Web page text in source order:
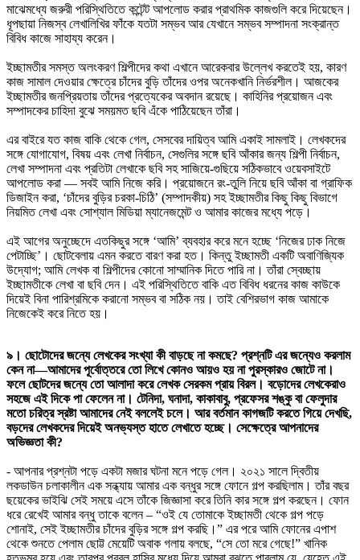
মাঝেমধ্যে জরুরী পরিস্থিতিতে কন্টেন্ট আপলোড করার প্রাথমিক কাজগুলি করে দিয়েছেন।
ধূপছায়া নিজস্ব লেখালিখির ফাঁকে যতটা সম্ভব আর যেখানে সম্ভব সম্পাদনা সংক্রান্ত
বিবিধ কাজে সাহায্য করেন।
ইচ্ছামতীর সমস্ত অলংকরণ শিল্পীদের কথা এখানে আরেকবার উল্লেখ করতেই হয়, কারণ
কাজ সামাল দেওয়ার ক্ষেত্রে চাঁদের বুড়ি তাঁদের ওপর অনেকখানি নির্ভরশীল। আজকের
ইচ্ছামতীর জনপ্রিয়তায় তাঁদের প্রত্যেকের অবদান রয়েছে। কাহিনির প্রয়োজন এবং
সম্পাদকের চাহিদা বুঝে সময়মত ছবি এঁকে পাঠিয়েছেন তাঁরা।
এর বাইরে যত কাজ বাকি থেকে গেল, সেসবের দায়িত্ব আমি একাই সামলাই। লেখকদের
সঙ্গে যোগাযোগ, বিষয় এবং লেখা নির্বাচন, সেগুলির সঙ্গে ছবি আঁকার জন্য শিল্পী নির্বাচন,
লেখা সম্পাদনা এবং প্রতিটা লেখাকে ছবি সহ সাজিয়ে-গুছিয়ে সঠিকভাবে ওয়েবসাইটে
আপলোড করা — সবই আমি নিজে করি। প্রয়োজনে রং-তুলি নিয়ে ছবি আঁকা বা গ্রাফিক
ডিজাইন করা, ‘চাঁদের বুড়ির চরকা-চিঠি’ (সম্পাদকীয়) সহ ইচ্ছামতীর কিছু কিছু বিভাগে
নিয়মিত লেখা এবং সোশ্যাল মিডিয়া ম্যানেজমেন্ট ও আমার কাজের মধ্যে পড়ে।
এই আগের অনুচ্ছেদে এতকিছুর সঙ্গে ‘আমি’ ব্যবহার করে মনে হচ্ছে ‘নিজের ঢাক নিজে
পেটাচ্ছি’। ছোটবেলায় এমন করতে বারণ করা হত। কিন্তু ইচ্ছামতী একটি অবাণিজ্যিক
উদ্যোগ; আমি লেখক বা শিল্পীদের কোনো সাম্মানিক দিতে পারি না। তাঁরা স্বেচ্ছায়
ইচ্ছামতীকে লেখা বা ছবি দেন। এই পরিস্থিতিতে বাকি এত বিবিধ ধরনের কাজ কাউকে
দিয়েই বিনা পারিশ্রমিকে করানো সম্ভব বা সঠিক নয়। তাই বেশিরভাগ কাজ আমাকে
নিজেকেই করে নিতে হয়।
৯। ছোটোদের জন্যে লেখকের সংখ্যা কী বাড়ছে না কমছে? প্রশ্নটি এর জন্যেও করলাম
কেন না—আমাদের পূর্বোত্তরে তো লিখে কোনও আয়ও হয় না পুরস্কারও জোটে না।
ফলে ছোটদের জন্যে তো আলাদা করে লেখক সেরকম প্রায় বিরল। বড়োদের লেখকেরাও
সহজে এই দিকে পা ফেলেন না। টেনিদা, ঘনাদা, কাকাবাবু, প্রফেসর শঙ্কু বা ফেলুদার
মতো চরিত্র স্রষ্টা আমাদের নেই বললেই চলে। আর বর্তমান কাগজটি করতে গিয়ে দেখছি,
বড়দের লেখকদের দিয়েই অনভ্যস্ত হাতে লেখাতে হচ্ছে। সেক্ষেত্রে আপনাদের
অভিজ্ঞতা কী?
- আপনার প্রশ্নটা পড়ে একটা মজার ঘটনা মনে পড়ে গেল। ২০২১ সালে দ্বিতীয়
লকডাউন চলাকালীন এক সন্ধ্যায় আমার এক বন্ধুর সঙ্গে ফোনে গল্প করছিলাম। তাঁর বছর
ছয়েকের ভাইঝি সেই সময়ে এসে তাঁকে জিজ্ঞাসা করে তিনি কার সঙ্গে গল্প করছেন। ফোন
ধরে রেখেই আমার বন্ধু তাকে বলেন – “ওই যে তোমাকে ইচ্ছামতী থেকে গল্প পড়ে
শোনাই, সেই ইচ্ছামতীর চাঁদের বুড়ির সঙ্গে গল্প করছি।” এর পরে আমি ফোনের এপাশ
থেকে শুনতে পেলাম ছোট্ট মেয়েটি অবাক গলায় বলছে, “সে তো মরে গেছে!” খানিক